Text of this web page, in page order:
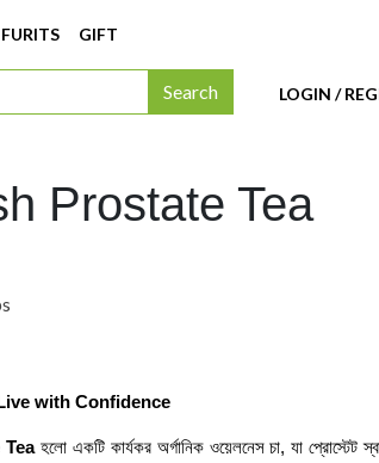
GIFT
Search LOGIN /
Prostate Tea
with Confidence
হলো একটি কার্যকর অর্গানিক ওয়েলনেস চা, যা প্রোস্টেট